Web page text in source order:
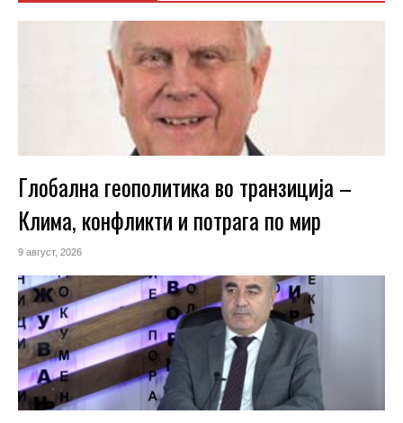
Глобална геополитика во транзиција –
Клима, конфликти и потрага по мир
9 август, 2026